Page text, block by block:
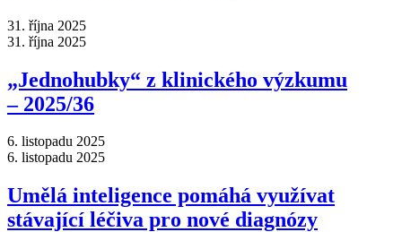
31. října 2025
31. října 2025
„Jednohubky“ z klinického výzkumu
–⁠ 2025/36
6. listopadu 2025
6. listopadu 2025
Umělá inteligence pomáhá využívat
stávající léčiva pro nové diagnózy